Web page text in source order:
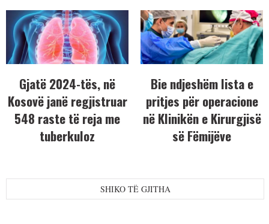
Gjatë 2024-tës, në
Kosovë janë regjistruar
548 raste të reja me
tuberkuloz
Bie ndjeshëm lista e
pritjes për operacione
në Klinikën e Kirurgjisë
së Fëmijëve
SHIKO TË GJITHA